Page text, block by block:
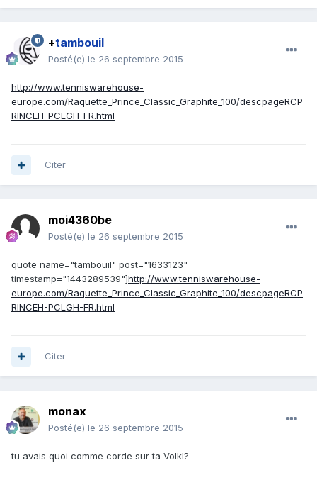
+tambouil
Posté(e) le 26 septembre 2015
http://www.tenniswarehouse-
europe.com/Raquette_Prince_Classic_Graphite_100/descpageRCP
RINCEH-PCLGH-FR.html
Citer
moi4360be
Posté(e) le 26 septembre 2015
quote name="tambouil" post="1633123"
timestamp="1443289539"]http://www.tenniswarehouse-
europe.com/Raquette_Prince_Classic_Graphite_100/descpageRCP
RINCEH-PCLGH-FR.html
Citer
monax
Posté(e) le 26 septembre 2015
tu avais quoi comme corde sur ta Volkl?